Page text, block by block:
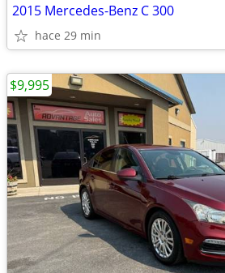
2015 Mercedes-Benz C 300
hace 29 min
$9,995